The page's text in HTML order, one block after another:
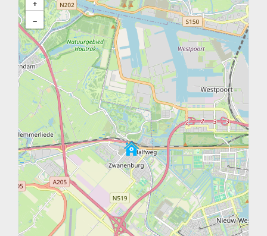
+
−